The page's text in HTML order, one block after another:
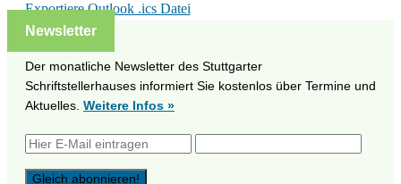
Exportiere Outlook .ics Datei
Newsletter
Der monatliche Newsletter des Stuttgarter
Schriftstellerhauses informiert Sie kostenlos über Termine und
Aktuelles. Weitere Infos »